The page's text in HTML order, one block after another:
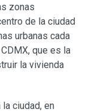
zonas
de la ciudad
urbanas cada
que es la
la vivienda
ciudad, en